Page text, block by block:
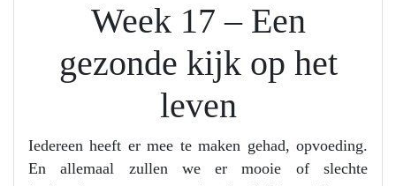
Week 17 – Een
gezonde kijk op het
leven
Iedereen heeft er mee te maken gehad, opvoeding.
En allemaal zullen we er mooie of slechte